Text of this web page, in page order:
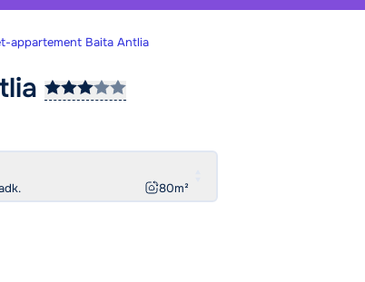
appartement Baita Antlia
80m²